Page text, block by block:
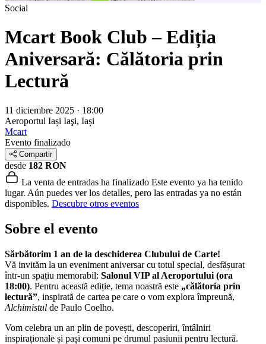
Social
Mcart Book Club – Ediția
Aniversară: Călătoria prin
Lectură
11 diciembre 2025 · 18:00
Aeroportul Iași Iaşi, Iași
Mcart
Evento finalizado
Compartir
desde 182 RON
La venta de entradas ha finalizado Este evento ya ha tenido
lugar. Aún puedes ver los detalles, pero las entradas ya no están
disponibles. Descubre otros eventos
Sobre el evento
Sărbătorim 1 an de la deschiderea Clubului de Carte!
Vă invităm la un eveniment aniversar cu totul special, desfășurat
într-un spațiu memorabil: Salonul VIP al Aeroportului (ora
18:00). Pentru această ediție, tema noastră este „călătoria prin
lectură”, inspirată de cartea pe care o vom explora împreună,
Alchimistul de Paulo Coelho.
Vom celebra un an plin de povești, descoperiri, întâlniri
inspiraționale și pași comuni pe drumul pasiunii pentru lectură.